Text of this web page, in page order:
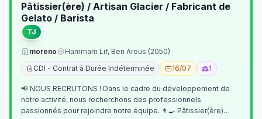
Pâtissier(ère) / Artisan Glacier / Fabricant de
Gelato / Barista
TJ
moreno
Hammam Lif, Ben Arous (2050)
CDI - Contrat à Durée Indéterminée
16/07 1
📢 NOUS RECRUTONS ! Dans le cadre du développement de
notre activité, nous recherchons des professionnels
passionnés pour rejoindre notre équipe. 👨‍🍳 Pâtissier(ère)